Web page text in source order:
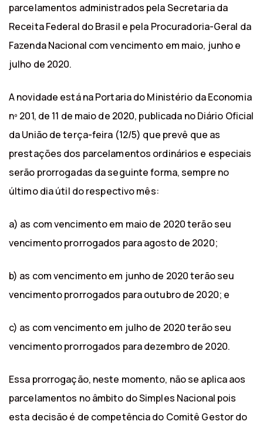
parcelamentos administrados pela Secretaria da
Receita Federal do Brasil e pela Procuradoria-Geral da
Fazenda Nacional com vencimento em maio, junho e
julho de 2020.
A novidade está na Portaria do Ministério da Economia
nº 201, de 11 de maio de 2020, publicada no Diário Oficial
da União de terça-feira (12/5) que prevê que as
prestações dos parcelamentos ordinários e especiais
serão prorrogadas da seguinte forma, sempre no
último dia útil do respectivo mês:
a) as com vencimento em maio de 2020 terão seu
vencimento prorrogados para agosto de 2020;
b) as com vencimento em junho de 2020 terão seu
vencimento prorrogados para outubro de 2020; e
c) as com vencimento em julho de 2020 terão seu
vencimento prorrogados para dezembro de 2020.
Essa prorrogação, neste momento, não se aplica aos
parcelamentos no âmbito do Simples Nacional pois
esta decisão é de competência do Comitê Gestor do